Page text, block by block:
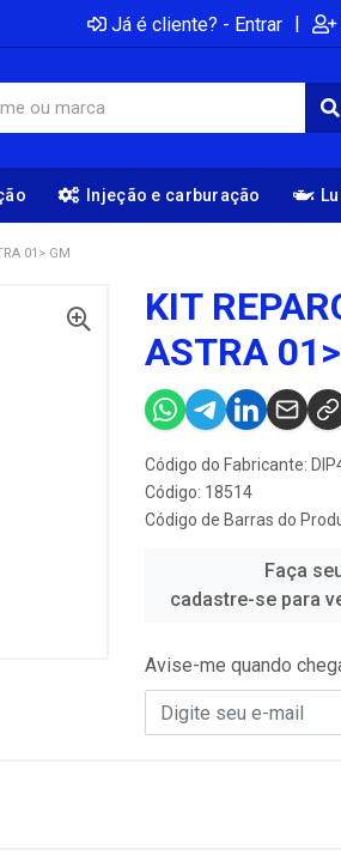
Já é cliente? - Entrar |
Injeção e carburação
01> GM
KIT
ASTRA
Código do Fabricante:
Código: 18514
Código de Barras do
Faça
cadastre-se para
Avise-me quando